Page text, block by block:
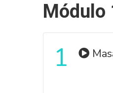
Módulo
1